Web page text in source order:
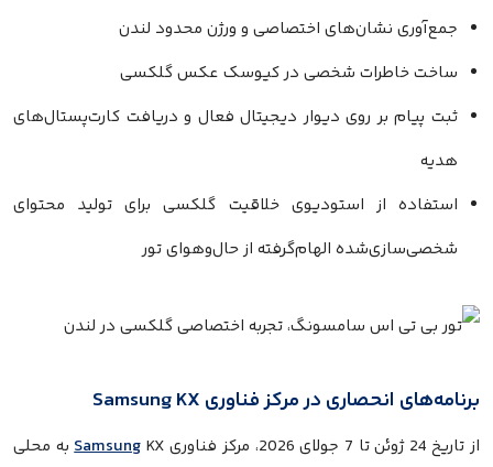
جمع‌آوری نشان‌های اختصاصی و ورژن محدود لندن
ساخت خاطرات شخصی در کیوسک عکس گلکسی
ثبت پیام بر روی دیوار دیجیتال فعال و دریافت کارت‌پستال‌های
هدیه
استفاده از استودیوی خلاقیت گلکسی برای تولید محتوای
شخصی‌سازی‌شده الهام‌گرفته از حال‌وهوای تور
برنامه‌های انحصاری در مرکز فناوری Samsung KX
از تاریخ 24 ژوئن تا 7 جولای 2026، مرکز فناوری SamsungKX به محلی